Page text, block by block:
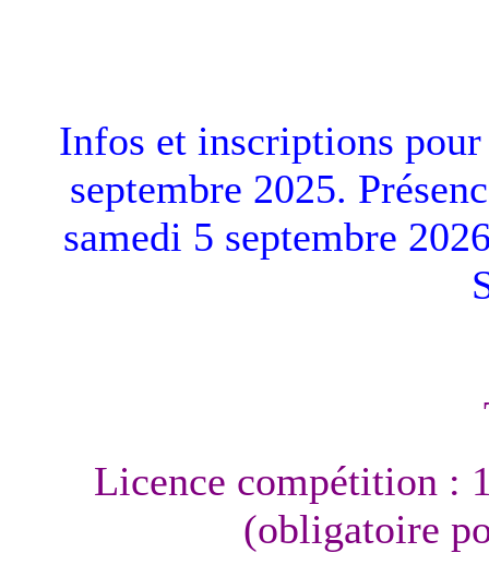
Infos et inscriptions
septembre 2025.
samedi 5 septembre
Licence compétition :
(obligatoire